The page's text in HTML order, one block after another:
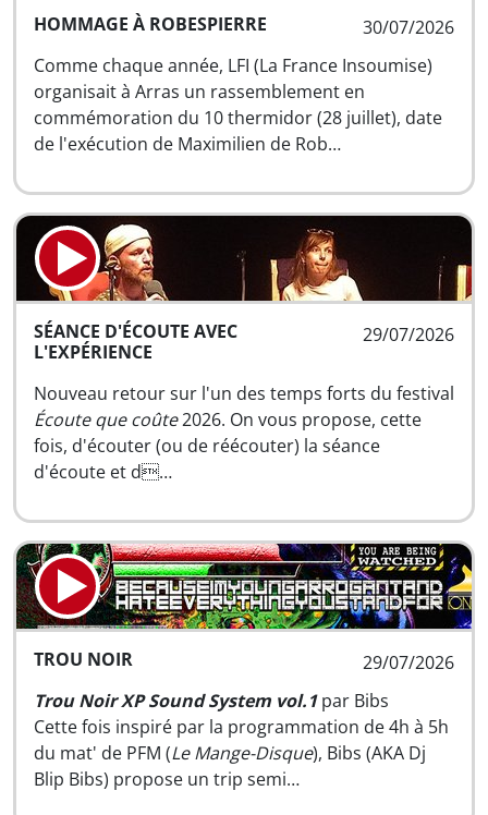
30/07/2026
HOMMAGE À ROBESPIERRE
Comme chaque année, LFI (La France Insoumise)
organisait à Arras un rassemblement en
commémoration du 10 thermidor (28 juillet), date
de l'exécution de Maximilien de Rob…
29/07/2026
SÉANCE D'ÉCOUTE AVEC
L'EXPÉRIENCE
Nouveau retour sur l'un des temps forts du festival
Écoute que coûte2026. On vous propose, cette
fois, d'écouter (ou de réécouter) la séance
d'écoute et d…
29/07/2026
TROU NOIR
Trou Noir XP Sound System vol.1par Bibs
Cette fois inspiré par la programmation de 4h à 5h
du mat' de PFM (Le Mange-Disque), Bibs (AKA Dj
Blip Bibs) propose un trip semi…